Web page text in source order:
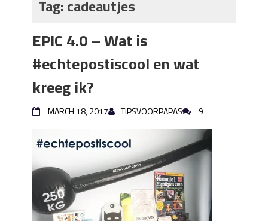
Tag:cadeautjes
EPIC 4.0 – Wat is
#echtepostiscool en wat
kreeg ik?
MARCH 18, 2017 TIPSVOORPAPAS 9